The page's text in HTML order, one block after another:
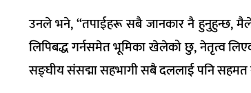
उनले भने, “तपाईहरूसबै जानकार नै हुनुहुन्छ, मैले
लिपिबद्धगर्नसमेतभूमिका खेलेको छु, नेतृत्व
सङ्घीयसंसद्मासहभागी सबै दललाई पनि सहमत